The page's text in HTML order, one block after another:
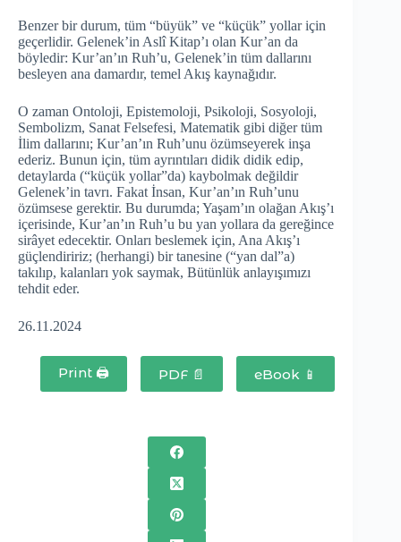
Benzer bir durum, tüm “büyük” ve “küçük” yollar için
geçerlidir. Gelenek’in Aslî Kitap’ı olan Kur’an da
böyledir: Kur’an’ın Ruh’u, Gelenek’in tüm dallarını
besleyen ana damardır, temel Akış kaynağıdır.
O zaman Ontoloji, Epistemoloji, Psikoloji, Sosyoloji,
Sembolizm, Sanat Felsefesi, Matematik gibi diğer tüm
İlim dallarını; Kur’an’ın Ruh’unu özümseyerek inşa
ederiz. Bunun için, tüm ayrıntıları didik didik edip,
detaylarda (“küçük yollar”da) kaybolmak değildir
Gelenek’in tavrı. Fakat İnsan, Kur’an’ın Ruh’unu
özümsese gerektir. Bu durumda; Yaşam’ın olağan Akış’ı
içerisinde, Kur’an’ın Ruh’u bu yan yollara da gereğince
sirâyet edecektir. Onları beslemek için, Ana Akış’ı
güçlendiririz; (herhangi) bir tanesine (“yan dal”a)
takılıp, kalanları yok saymak, Bütünlük anlayışımızı
tehdit eder.
26.11.2024
Print 🖨 PDF 📄 eBook 📱